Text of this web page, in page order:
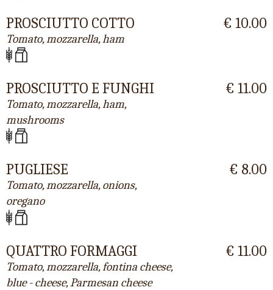
PROSCIUTTO COTTO
Tomato, mozzarella, ham
€ 10.00
PROSCIUTTO E FUNGHI
Tomato, mozzarella, ham,
mushrooms
€ 11.00
PUGLIESE
Tomato, mozzarella, onions,
oregano
€ 8.00
QUATTRO FORMAGGI
Tomato, mozzarella, fontina cheese,
blue - cheese, Parmesan cheese
€ 11.00